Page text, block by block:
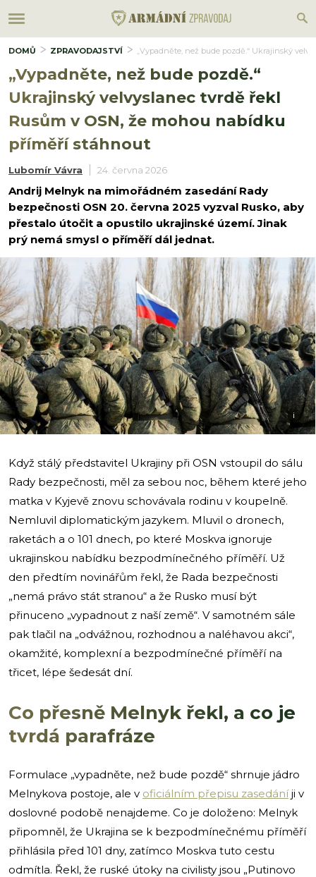
DOMŮ ZPRAVODAJSTVÍ „Vypadněte, než bude pozdě.“ Ukrajinský
„Vypadněte, než bude pozdě.“
Ukrajinský velvyslanec tvrdě řekl
Rusům v OSN, že mohou nabídku
příměří stáhnout
Lubomír Vávra 24. června 2026
Andrij Melnyk na mimořádném zasedání Rady
bezpečnosti OSN 20. června 2025 vyzval Rusko, aby
přestalo útočit a opustilo ukrajinské území. Jinak
prý nemá smysl o příměří dál jednat.
i
Když stálý představitel Ukrajiny při OSN vstoupil do sálu
Rady bezpečnosti, měl za sebou noc, během které jeho
matka v Kyjevě znovu schovávala rodinu v koupelně.
Nemluvil diplomatickým jazykem. Mluvil o dronech,
raketách a o 101 dnech, po které Moskva ignoruje
ukrajinskou nabídku bezpodmínečného příměří. Už
den předtím novinářům řekl, že Rada bezpečnosti
„nemá právo stát stranou“ a že Rusko musí být
přinuceno „vypadnout z naší země“. V samotném sále
pak tlačil na „odvážnou, rozhodnou a naléhavou akci“,
okamžité, komplexní a bezpodmínečné příměří na
třicet, lépe šedesát dní.
Co přesně Melnyk řekl, a co je
tvrdá parafráze
Formulace „vypadněte, než bude pozdě“ shrnuje jádro
Melnykova postoje, ale v oficiálním přepisu zasedáníji v
doslovné podobě nenajdeme. Co je doloženo: Melnyk
připomněl, že Ukrajina se k bezpodmínečnému příměří
přihlásila před 101 dny, zatímco Moskva tuto cestu
odmítla. Řekl, že ruské útoky na civilisty jsou „Putinovo